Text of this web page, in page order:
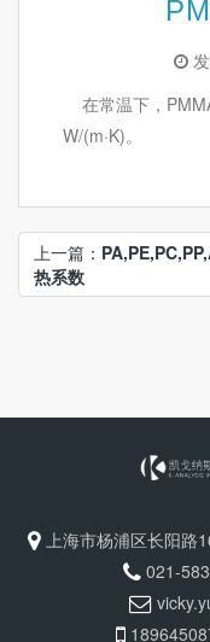
在常温下，
W/(m·K)。
上一篇：
热系数
上海市杨浦区长阳
021-